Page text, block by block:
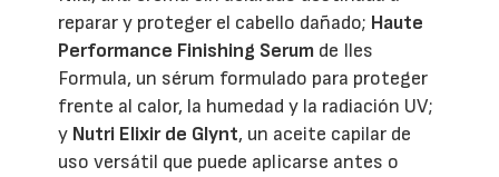
reparar y proteger el cabello dañado; Haute
Performance Finishing Serum de Iles
Formula, un sérum formulado para proteger
frente al calor, la humedad y la radiación UV;
y Nutri Elixir de Glynt, un aceite capilar de
uso versátil que puede aplicarse antes o